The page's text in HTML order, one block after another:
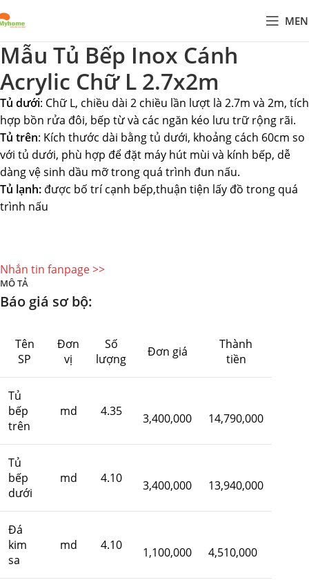
Mẫu Tủ Bếp Inox Cánh
Acrylic Chữ L 2.7x2m
Tủ dưới: Chữ L, chiều dài 2 chiều lần lượt là 2.7m và 2m, tích
hợp bồn rửa đôi, bếp từ và các ngăn kéo lưu trữ rộng rãi.
Tủ trên: Kích thước dài bằng tủ dưới, khoảng cách 60cm so
với tủ dưới, phù hợp để đặt máy hút mùi và kính bếp, dễ
dàng vệ sinh dầu mỡ trong quá trình đun nấu.
Tủ lạnh: được bố trí cạnh bếp,thuận tiện lấy đồ trong quá
trình nấu
Nhắn tin fanpage >>
MÔ TẢ
Báo giá sơ bộ:
Tên
SP
Đơn
vị
Số
lượng
Đơn giá
Thành
tiền
Tủ
bếp
trên
md 4.35 3,400,000 14,790,000
Tủ
bếp
dưới
md 4.10 3,400,000 13,940,000
Đá
kim
sa
md 4.10 1,100,000 4,510,000